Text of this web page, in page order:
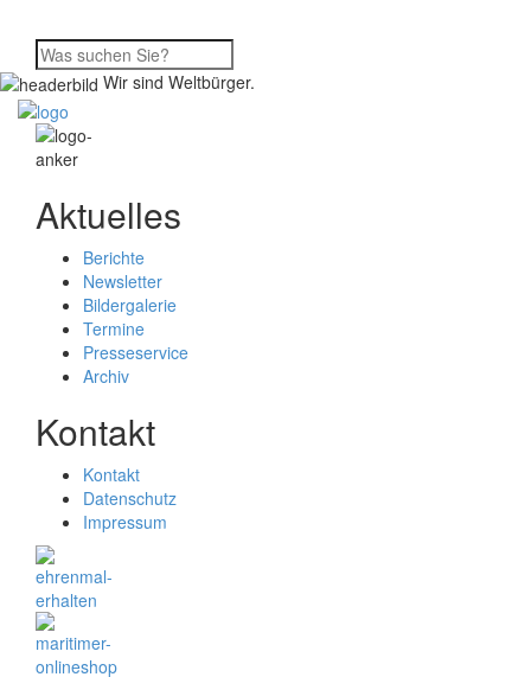
Wir sind Weltbürger.
Aktuelles
Berichte
Newsletter
Bildergalerie
Termine
Presseservice
Archiv
Kontakt
Kontakt
Datenschutz
Impressum